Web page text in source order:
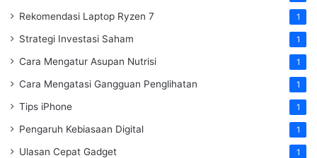
Rekomendasi Laptop Ryzen 7 1
Strategi Investasi Saham 1
Cara Mengatur Asupan Nutrisi 1
Cara Mengatasi Gangguan Penglihatan 1
Tips iPhone 1
Pengaruh Kebiasaan Digital 1
Ulasan Cepat Gadget 1